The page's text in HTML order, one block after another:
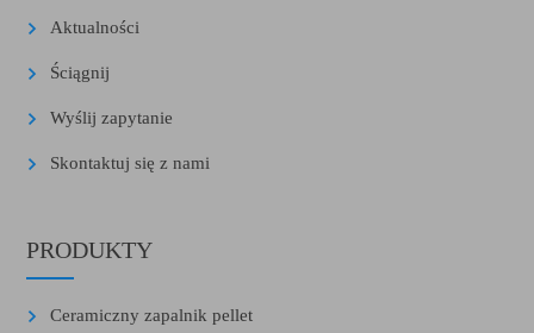
Aktualności
Ściągnij
Wyślij zapytanie
Skontaktuj się z nami
PRODUKTY
Ceramiczny zapalnik pellet